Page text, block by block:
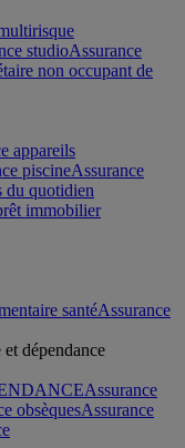
studioAssurance
non occupant de
appareils
piscineAssurance
du quotidien
santéAssurance
Assurance
obsèquesAssurance